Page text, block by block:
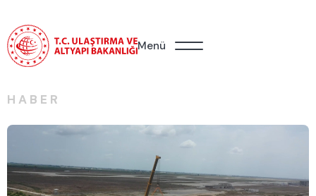
Menü
HABER